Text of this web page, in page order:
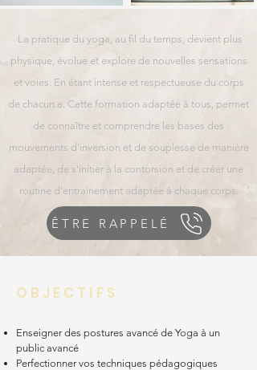
La pratique du yoga, au fil du temps, devient plus
physique, évolue et explore de nouvelles sensations
et voies. En étant intense et respectueuse du corps
de chacun.e. Cette formation adaptée à tous, permet
de connaître et comprendre les bases des
mouvements d'inversion et de souplesse de manière
adaptée, de s'initier à la contorsion et de créer une
routine d'entrainement adaptée à chaque corps.
ÊTRE RAPPELÉ
O B J E C T I F S
Enseigner des postures avancé de Yoga à un
public avancé
Perfectionner vos techniques pédagogiques